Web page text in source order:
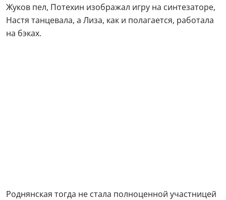
Жуков пел, Потехин изображал игру на синтезаторе,
Настя танцевала, а Лиза, как и полагается, работала
на бэках.
Роднянская тогда не стала полноценной участницей